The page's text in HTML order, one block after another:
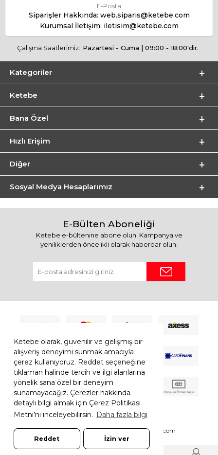
Ketebe olarak, güvenilir ve gelişmiş bir
alışveriş deneyimi sunmak amacıyla
çerez kullanıyoruz. Reddet seçeneğine
tıklaman halinde tercih ve ilgi alanlarına
yönelik sana özel bir deneyim
sunamayacağız. Çerezler hakkında
detaylı bilgi almak için Çerez Politikası
Metni’ni inceleyebilirsin. Daha fazla bilgi
Reddet İzin ver
E-Posta
Siparişler Hakkında: web.siparis@ketebe.com
Kurumsal İletişim: iletisim@ketebe.com
Çalışma Saatlerimiz: Pazartesi - Cuma | 09:00 - 18:00'dir.
Kategoriler
Ketebe
Bana Özel
Hızlı Erişim
Diğer
Sosyal Medya Hesaplarımız
E-Bülten Aboneliği
Ketebe e-bültenine abone olun. Kampanya ve
yeniliklerden öncelikli olarak haberdar olun.
© 2026 Ketebe Tüm Hakkı Saklıdır. Ketebe.com
7308052261181544